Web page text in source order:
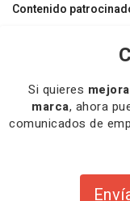
Contenido
Si quieres
marca, ahora
comunicados de